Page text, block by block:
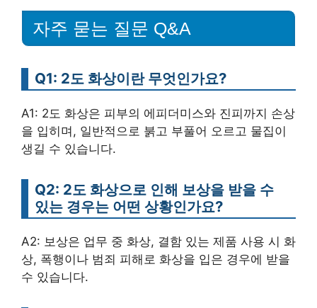
자주 묻는 질문 Q&A
Q1: 2도 화상이란 무엇인가요?
A1: 2도 화상은 피부의 에피더미스와 진피까지 손상
을 입히며, 일반적으로 붉고 부풀어 오르고 물집이
생길 수 있습니다.
Q2: 2도 화상으로 인해 보상을 받을 수
있는 경우는 어떤 상황인가요?
A2: 보상은 업무 중 화상, 결함 있는 제품 사용 시 화
상, 폭행이나 범죄 피해로 화상을 입은 경우에 받을
수 있습니다.